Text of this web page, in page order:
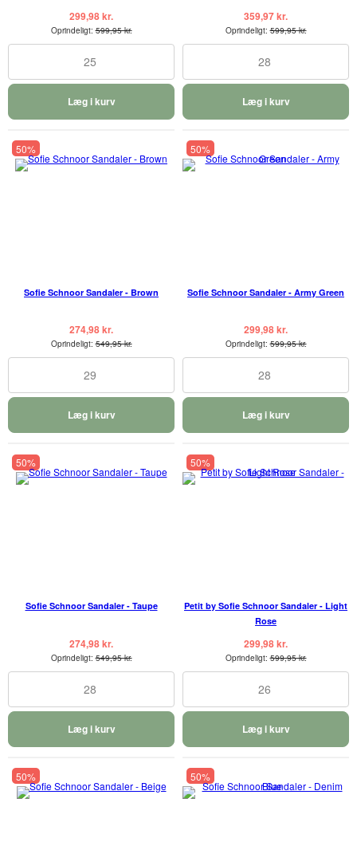
299,98 kr.
Oprindeligt:599,95 kr.
25
Læg i kurv
359,97 kr.
Oprindeligt:599,95 kr.
28
Læg i kurv
50%
Sofie Schnoor Sandaler - Brown
274,98 kr.
Oprindeligt:549,95 kr.
29
Læg i kurv
50%
Sofie Schnoor Sandaler - Army Green
299,98 kr.
Oprindeligt:599,95 kr.
28
Læg i kurv
50%
Sofie Schnoor Sandaler - Taupe
274,98 kr.
Oprindeligt:549,95 kr.
28
Læg i kurv
50%
Petit by Sofie Schnoor Sandaler - Light
Rose
299,98 kr.
Oprindeligt:599,95 kr.
26
Læg i kurv
50% 50%